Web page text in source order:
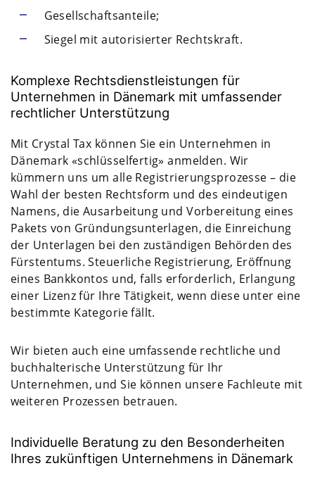
Gesellschaftsanteile;
Siegel mit autorisierter Rechtskraft.
Komplexe Rechtsdienstleistungen für
Unternehmen in Dänemark mit umfassender
rechtlicher Unterstützung
Mit Crystal Tax können Sie ein Unternehmen in
Dänemark «schlüsselfertig» anmelden. Wir
kümmern uns um alle Registrierungsprozesse – die
Wahl der besten Rechtsform und des eindeutigen
Namens, die Ausarbeitung und Vorbereitung eines
Pakets von Gründungsunterlagen, die Einreichung
der Unterlagen bei den zuständigen Behörden des
Fürstentums. Steuerliche Registrierung, Eröffnung
eines Bankkontos und, falls erforderlich, Erlangung
einer Lizenz für Ihre Tätigkeit, wenn diese unter eine
bestimmte Kategorie fällt.
Wir bieten auch eine umfassende rechtliche und
buchhalterische Unterstützung für Ihr
Unternehmen, und Sie können unsere Fachleute mit
weiteren Prozessen betrauen.
Individuelle Beratung zu den Besonderheiten
Ihres zukünftigen Unternehmens in Dänemark